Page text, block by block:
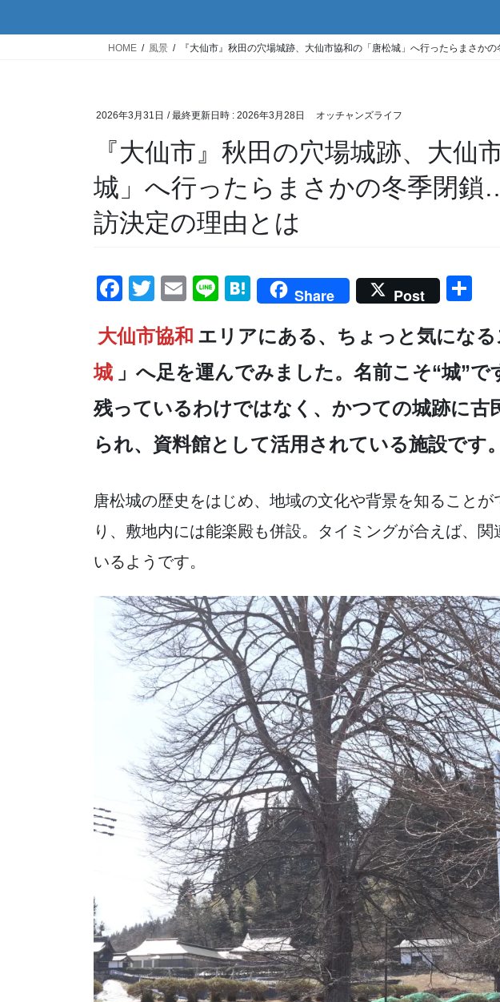
HOME 風景 『大仙市』秋田の穴場城跡、大仙市協和の「唐松城」へ行ったらまさか
2026年3月31日 / 最終更新日時 : 2026年3月28日 オッチャンズライフ
『大仙市』秋田の穴場城跡、大仙
城」へ行ったらまさかの冬季閉鎖
訪決定の理由とは
F
c
e
b
o
o
T
tt
er
E
ail
Li
e
H
e
n
a
Share Post
大仙市協和 エリアにある、ちょっと気になる
城 」へ足を運んでみました。名前こそ“城”
残っているわけではなく、かつての城跡に古
られ、資料館として活用されている施設です。
唐松城の歴史をはじめ、地域の文化や背景を知ること
り、敷地内には能楽殿も併設。タイミングが合えば、
いるようです。